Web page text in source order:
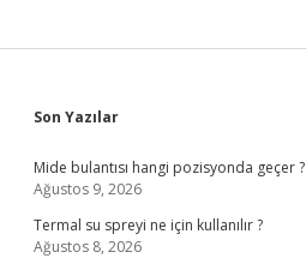
Sidebar
Son Yazılar
Mide bulantısı hangi pozisyonda geçer ?
Ağustos 9, 2026
Termal su spreyi ne için kullanılır ?
Ağustos 8, 2026